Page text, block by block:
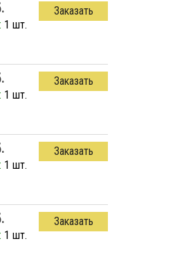
1 шт.
Заказать
1 шт.
Заказать
1 шт.
Заказать
1 шт.
Заказать